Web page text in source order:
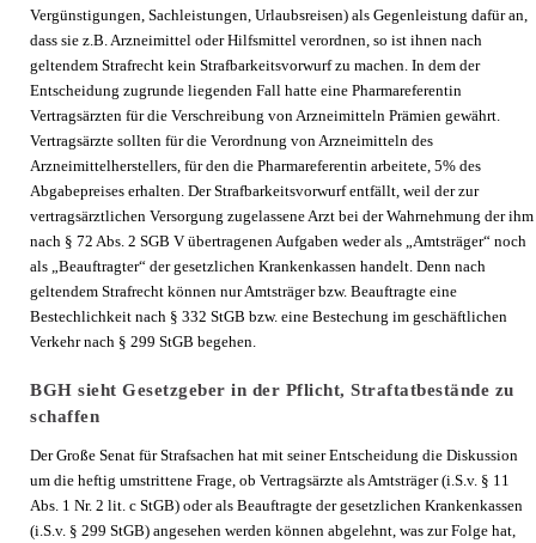
Vergünstigungen, Sachleistungen, Urlaubsreisen) als Gegenleistung dafür an,
dass sie z.B. Arzneimittel oder Hilfsmittel verordnen, so ist ihnen nach
geltendem Strafrecht kein Strafbarkeitsvorwurf zu machen. In dem der
Entscheidung zugrunde liegenden Fall hatte eine Pharmareferentin
Vertragsärzten für die Verschreibung von Arzneimitteln Prämien gewährt.
Vertragsärzte sollten für die Verordnung von Arzneimitteln des
Arzneimittelherstellers, für den die Pharmareferentin arbeitete, 5% des
Abgabepreises erhalten. Der Strafbarkeitsvorwurf entfällt, weil der zur
vertragsärztlichen Versorgung zugelassene Arzt bei der Wahrnehmung der ihm
nach § 72 Abs. 2 SGB V übertragenen Aufgaben weder als „Amtsträger“ noch
als „Beauftragter“ der gesetzlichen Krankenkassen handelt. Denn nach
geltendem Strafrecht können nur Amtsträger bzw. Beauftragte eine
Bestechlichkeit nach § 332 StGB bzw. eine Bestechung im geschäftlichen
Verkehr nach § 299 StGB begehen.
BGH sieht Gesetzgeber in der Pflicht, Straftatbestände zu
schaffen
Der Große Senat für Strafsachen hat mit seiner Entscheidung die Diskussion
um die heftig umstrittene Frage, ob Vertragsärzte als Amtsträger (i.S.v. § 11
Abs. 1 Nr. 2 lit. c StGB) oder als Beauftragte der gesetzlichen Krankenkassen
(i.S.v. § 299 StGB) angesehen werden können abgelehnt, was zur Folge hat,